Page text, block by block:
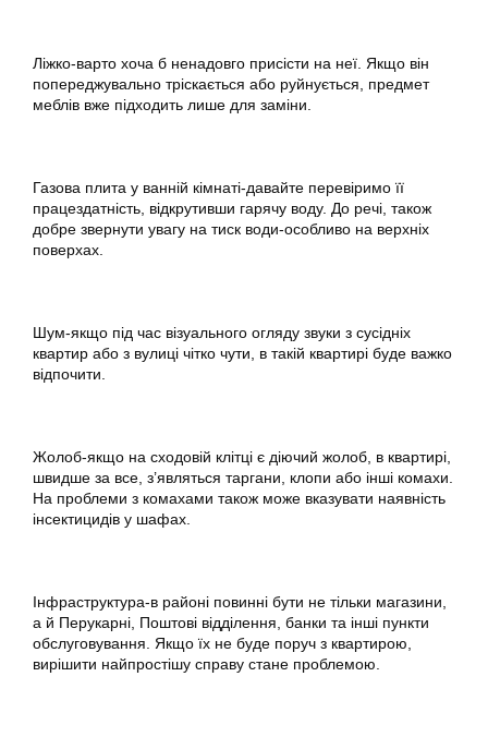
Ліжко-варто хоча б ненадовго присісти на неї. Якщо він
попереджувально тріскається або руйнується, предмет
меблів вже підходить лише для заміни.
Газова плита у ванній кімнаті-давайте перевіримо її
працездатність, відкрутивши гарячу воду. До речі, також
добре звернути увагу на тиск води-особливо на верхніх
поверхах.
Шум-якщо під час візуального огляду звуки з сусідніх
квартир або з вулиці чітко чути, в такій квартирі буде важко
відпочити.
Жолоб-якщо на сходовій клітці є діючий жолоб, в квартирі,
швидше за все, з’являться таргани, клопи або інші комахи.
На проблеми з комахами також може вказувати наявність
інсектицидів у шафах.
Інфраструктура-в районі повинні бути не тільки магазини,
а й Перукарні, Поштові відділення, банки та інші пункти
обслуговування. Якщо їх не буде поруч з квартирою,
вирішити найпростішу справу стане проблемою.